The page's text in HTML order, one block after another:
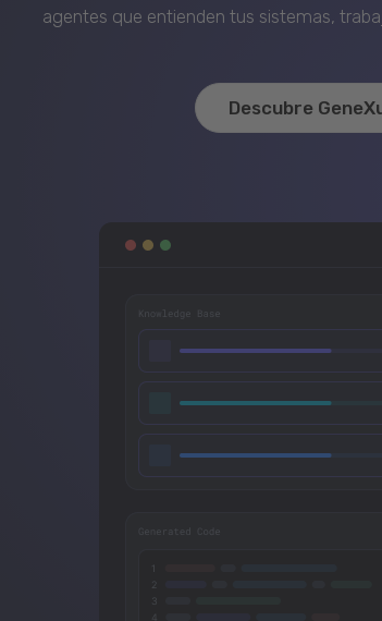
agentes que entienden tus sistemas,
Descubre